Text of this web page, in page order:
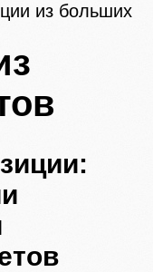
из больших